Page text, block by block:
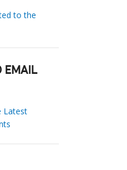
to the
EMAIL
Latest